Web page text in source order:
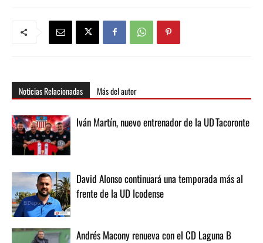
Noticias Relacionadas Más del autor
Iván Martín, nuevo entrenador de la UD Tacoronte
David Alonso continuará una temporada más al
frente de la UD Icodense
Andrés Macony renueva con el CD Laguna B